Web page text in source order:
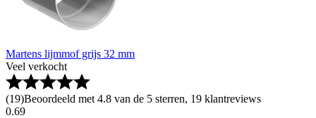
Martens lijmmof grijs 32 mm
Veel verkocht
(19)Beoordeeld met 4.8 van de 5 sterren, 19 klantreviews
0.69